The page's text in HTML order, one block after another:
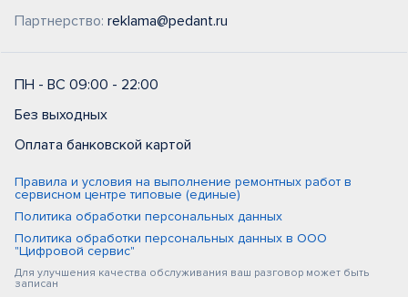
Партнерство: reklama@pedant.ru
ПН - ВС 09:00 - 22:00
Без выходных
Оплата банковской картой
Правила и условия на выполнение ремонтных работ в
сервисном центре типовые (единые)
Политика обработки персональных данных
Политика обработки персональных данных в ООО
"Цифровой сервис"
Для улучшения качества обслуживания ваш разговор может быть
записан